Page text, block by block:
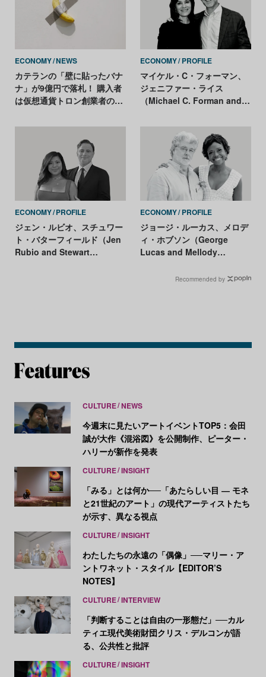
ECONOMY NEWS
カテランの「壁に貼ったバナ
ナ」が9億円で落札！ 購入者
は仮想通貨トロン創業者のジ
ECONOMY PROFILE
マイケル・C・フォーマン、
ジェニファー・ライス
（Michael C. Forman and
ECONOMY PROFILE
ジェン・ルビオ、スチュワー
ト・バターフィールド（Jen
Rubio and Stewart
ECONOMY PROFILE
ジョージ・ルーカス、メロデ
ィ・ホブソン（George
Lucas and Mellody
Recommended by
CULTURE NEWS
今週末に見たいアートイベントTOP5：会田
誠が大作《混浴図》を公開制作、ピーター・
ハリーが新作を発表
CULTURE INSIGHT
「みる」とは何か──「あたらしい目 ― モネ
と21世紀のアート」の現代アーティストたち
が示す、異なる視点
CULTURE INSIGHT
わたしたちの永遠の「偶像」──マリー・ア
ントワネット・スタイル【EDITOR’S
NOTES】
CULTURE INTERVIEW
「判断することは自由の一形態だ」──カル
ティエ現代美術財団クリス・デルコンが語
る、公共性と批評
CULTURE INSIGHT